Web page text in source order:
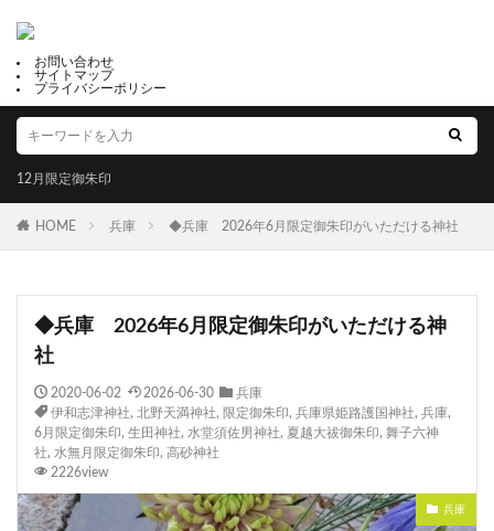
お問い合わせ
サイトマップ
プライバシーポリシー
12月限定御朱印
HOME 兵庫 ◆兵庫 2026年6月限定御朱印がいただける神社
◆兵庫 2026年6月限定御朱印がいただける神
社
2020-06-02 2026-06-30
兵庫
伊和志津神社, 北野天満神社, 限定御朱印, 兵庫県姫路護国神社, 兵庫,
6月限定御朱印, 生田神社, 水堂須佐男神社, 夏越大祓御朱印, 舞子六神
社, 水無月限定御朱印, 高砂神社
2226view
兵庫